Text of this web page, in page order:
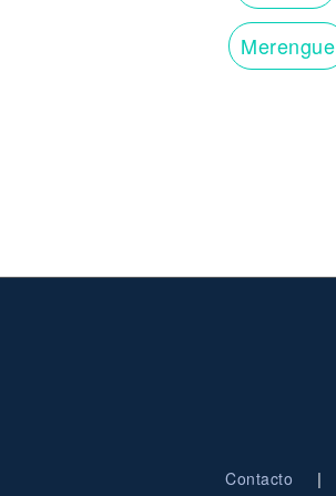
Merengue
Contacto |